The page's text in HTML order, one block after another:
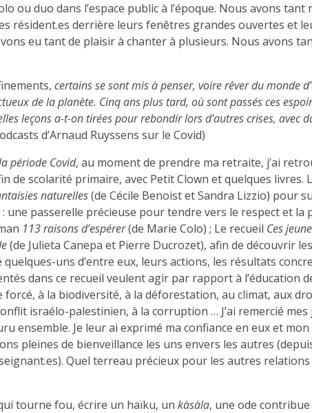
ou duo dans l’espace public à l’époque. Nous avons tant
résident.es derrière leurs fenêtres grandes ouvertes et
eu tant de plaisir à chanter à plusieurs. Nous avons
certains se sont mis à penser, voire rêver du monde
de la planète. Cinq ans plus tard, où sont passés ces
leçons a-t-on tirées pour rebondir lors d’autres crises, avec
d’Arnaud Ruyssens sur le Covid)
période Covid, au moment de prendre ma retraite, j’ai
de scolarité primaire, avec Petit Clown et quelques livres.
naturelles(de Cécile Benoist et Sandra Lizzio) pour
: une passerelle précieuse pour tendre vers le respect et la
113 raisons d’espérer(de Marie Colo) ; Le recueil Ces
(de Julieta Canepa et Pierre Ducrozet), afin de découvrir les
uns d’entre eux, leurs actions, les résultats
dans ce recueil veulent agir par rapport à l’éducation
forcé, à la biodiversité, à la déforestation, au climat, aux
israélo-palestinien, à la corruption … J’ai remercié
ensemble. Je leur ai exprimé ma confiance en eux et
pleines de bienveillance les uns envers les autres
Quel terreau précieux pour les autres relations
tourne fou, écrire un haïku, un kàsàla, une ode